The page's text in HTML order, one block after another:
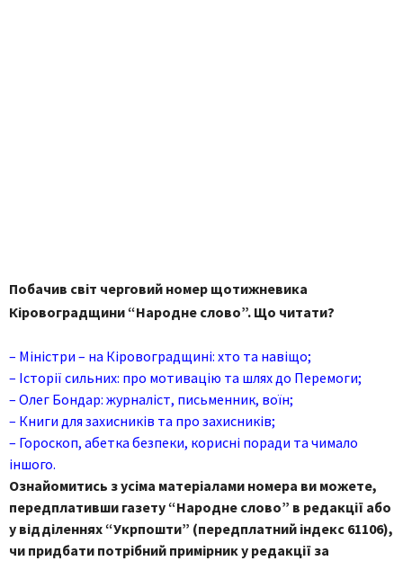
Побачив світ черговий номер щотижневика
Кіровоградщини “Народне слово”. Що читати?
– Міністри – на Кіровоградщині: хто та навіщо;
– Історії сильних: про мотивацію та шлях до Перемоги;
– Олег Бондар: журналіст, письменник, воїн;
– Книги для захисників та про захисників;
– Гороскоп, абетка безпеки, корисні поради та чимало
іншого.
Ознайомитись з усіма матеріалами номера ви можете,
передплативши газету “Народне слово” в редакції або
у відділеннях “Укрпошти” (передплатний індекс 61106),
чи придбати потрібний примірник у редакції за